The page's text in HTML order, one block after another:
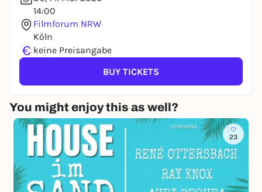
14:00
Filmforum NRW
Köln
€ keine Preisangabe
BUY TICKETS
You might enjoy this as well?
23